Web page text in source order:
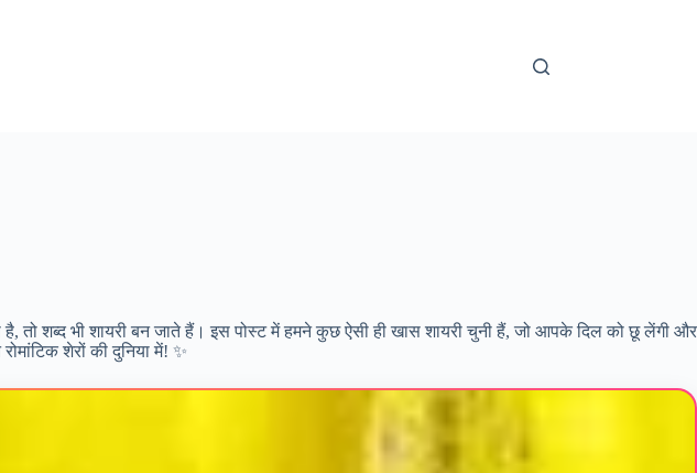
तो शब्द भी शायरी बन जाते हैं। इस पोस्ट में हमने कुछ ऐसी ही खास शायरी चुनी हैं, जो आपके दिल को छू लेंगी और
शेरों की दुनिया में! ✨